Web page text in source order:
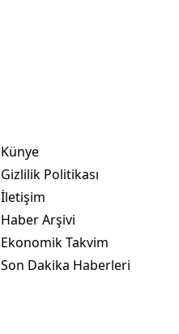
Künye
Gizlilik Politikası
İletişim
Haber Arşivi
Ekonomik Takvim
Son Dakika Haberleri